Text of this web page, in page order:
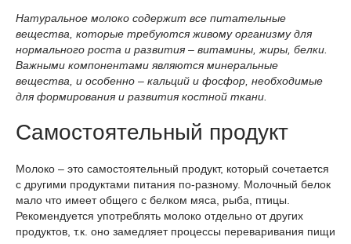
Натуральное молоко содержит все питательные
вещества, которые требуются живому организму для
нормального роста и развития – витамины, жиры, белки.
Важными компонентами являются минеральные
вещества, и особенно – кальций и фосфор, необходимые
для формирования и развития костной ткани.
Самостоятельный продукт
Молоко – это самостоятельный продукт, который сочетается
с другими продуктами питания по-разному. Молочный белок
мало что имеет общего с белком мяса, рыба, птицы.
Рекомендуется употреблять молоко отдельно от других
продуктов, т.к. оно замедляет процессы переваривания пищи